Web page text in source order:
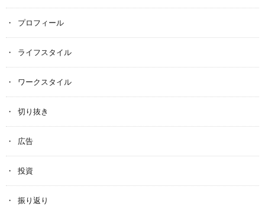
プロフィール
ライフスタイル
ワークスタイル
切り抜き
広告
投資
振り返り